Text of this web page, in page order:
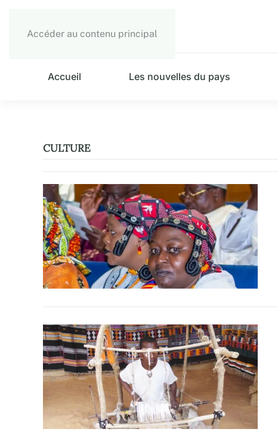
Accéder au contenu principal
Accueil Les nouvelles du pays
CULTURE